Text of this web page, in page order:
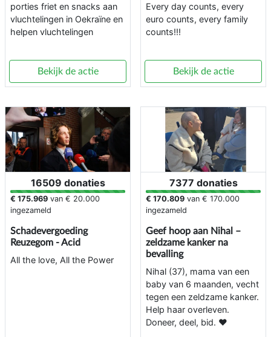
porties friet en snacks aan
vluchtelingen in Oekraïne en
helpen vluchtelingen
Bekijk de actie
Every day counts, every
euro counts, every family
counts!!!
Bekijk de actie
16509 donaties
€ 175.969 van € 20.000
ingezameld
Schadevergoeding
Reuzegom - Acid
All the love, All the Power
7377 donaties
€ 170.809 van € 170.000
ingezameld
Geef hoop aan Nihal –
zeldzame kanker na
bevalling
Nihal (37), mama van een
baby van 6 maanden, vecht
tegen een zeldzame kanker.
Help haar overleven.
Doneer, deel, bid. ❤️